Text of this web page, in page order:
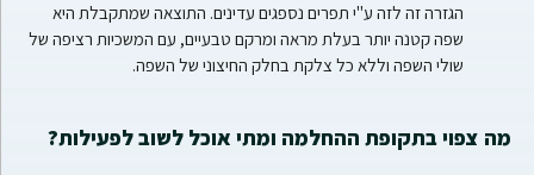
הגזרה זה לזה ע"י תפרים נספגים עדינים. התוצאה שמתקבלת היא
שפה קטנה יותר בעלת מראה ומרקם טבעיים, עם המשכיות רציפה של
שולי השפה וללא כל צלקת בחלק החיצוני של השפה.
מה צפוי בתקופת ההחלמה ומתי אוכל לשוב לפעילות?